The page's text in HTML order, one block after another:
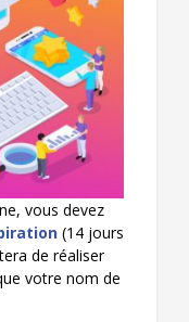
vous devez
(14 jours
de réaliser
votre nom de